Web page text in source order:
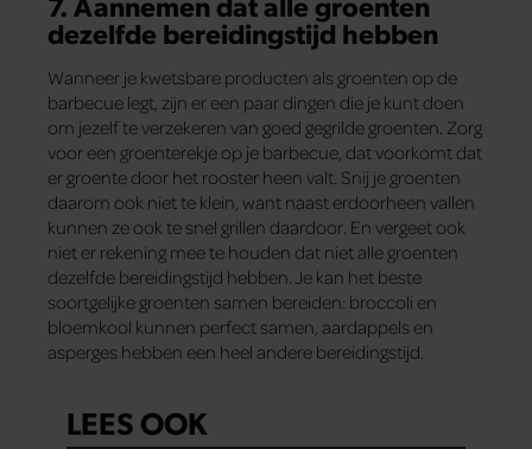
dezelfde bereidingstijd hebben
Wanneer je kwetsbare producten als groenten op de
barbecue legt, zijn er een paar dingen die je kunt doen
om jezelf te verzekeren van goed gegrilde groenten. Zorg
voor een groenterekje op je barbecue, dat voorkomt dat
er groente door het rooster heen valt. Snij je groenten
daarom ook niet te klein, want naast erdoorheen vallen
kunnen ze ook te snel grillen daardoor. En vergeet ook
niet er rekening mee te houden dat niet alle groenten
dezelfde bereidingstijd hebben. Je kan het beste
soortgelijke groenten samen bereiden: broccoli en
bloemkool kunnen perfect samen, aardappels en
asperges hebben een heel andere bereidingstijd.
LEES OOK